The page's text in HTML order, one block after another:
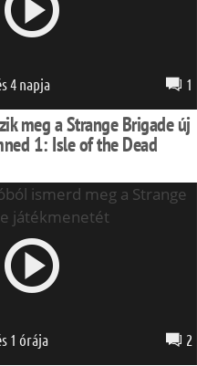
4 napja
1
meg a Strange Brigade új
1: Isle of the Dead
1 órája
2